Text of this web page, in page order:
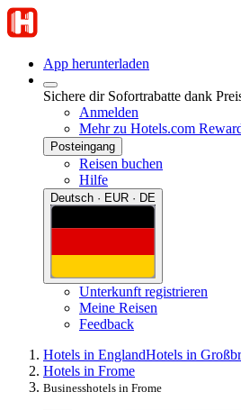
App herunterladen
Sichere dir Sofortrabatte dank
Anmelden
Mehr zu Hotels.com
Posteingang
Reisen buchen
Hilfe
Deutsch · EUR · DE
Unterkunft registrieren
Meine Reisen
Feedback
Hotels in EnglandHotels in
Hotels in Frome
Businesshotels in Frome